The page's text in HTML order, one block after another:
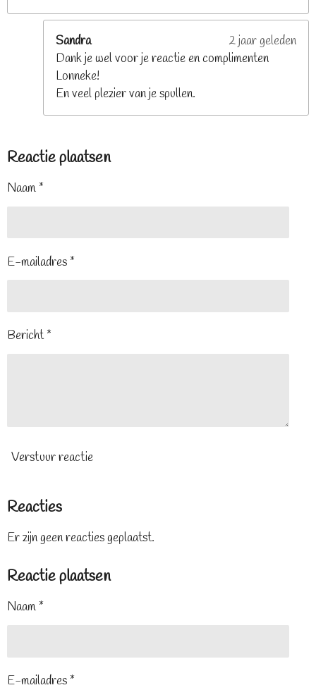
Sandra
2 jaar geleden
Dank je wel voor je reactie en complimenten
Lonneke!
En veel plezier van je spullen.
Reactie plaatsen
Naam *
E-mailadres *
Bericht *
Verstuur reactie
Reacties
Er zijn geen reacties geplaatst.
Reactie plaatsen
Naam *
E-mailadres *